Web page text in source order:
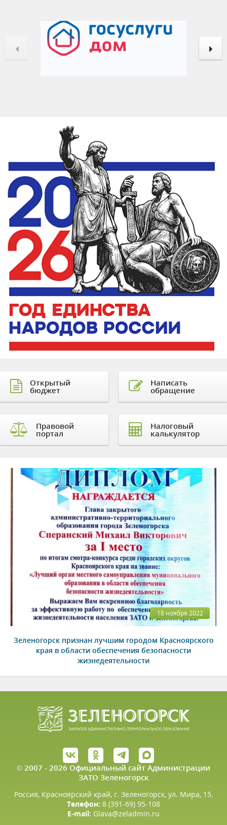
Открытый
бюджет
Правовой
портал
Написать
обращение
Налоговый
калькулятор
18 ноября 2022
Зеленогорск признан лучшим городом Красноярского
края в области обеспечения безопасности
жизнедеятельности
© 2007 - 2026 Официальный сайт Администрации
ЗАТО Зеленогорск
Россия, Красноярский край, г. Зеленогорск, ул. Мира, 15.
Телефон: 8 (391-69) 95-108
E-mail: Glava@zeladmin.ru